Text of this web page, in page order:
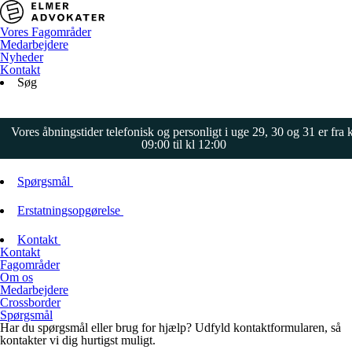
Vores Fagområder
Medarbejdere
Nyheder
Kontakt
Søg
Vores åbningstider telefonisk og personligt i uge 29, 30 og 31 er fra
09:00 til kl 12:00
Spørgsmål
Erstatningsopgørelse
Kontakt
Kontakt
Fagområder
Om os
Medarbejdere
Crossborder
Spørgsmål
Har du spørgsmål eller brug for hjælp? Udfyld kontaktformularen, så
kontakter vi dig hurtigst muligt.